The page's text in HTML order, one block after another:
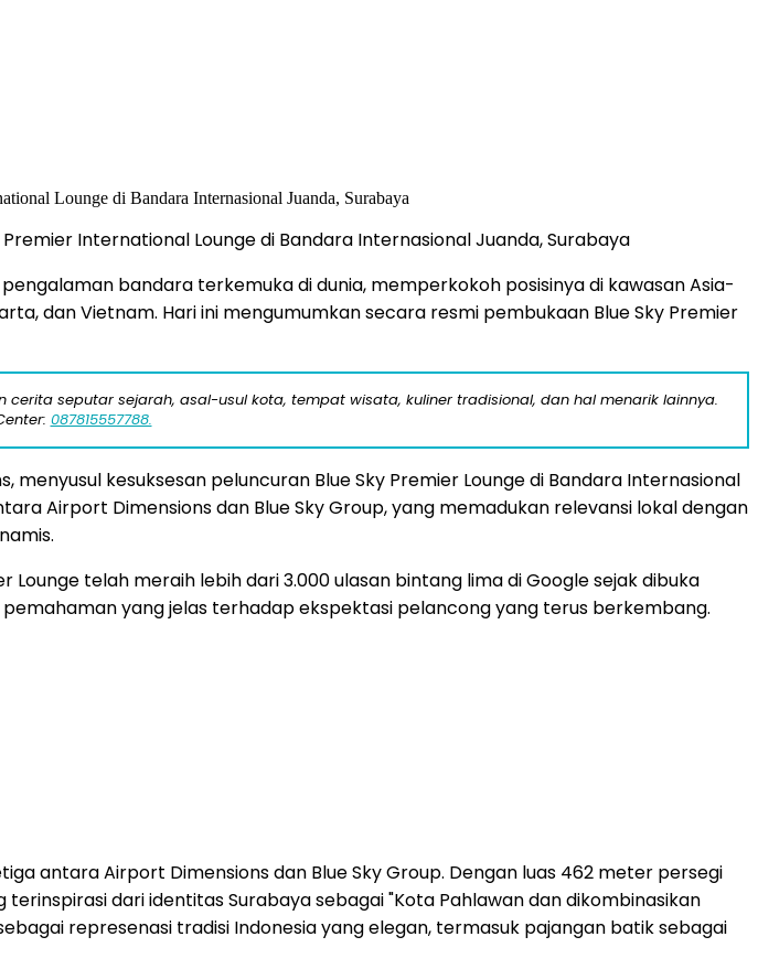
International Lounge di Bandara Internasional Juanda, Surabaya
bandara terkemuka di dunia, memperkokoh posisinya di kawasan Asia-
dan Vietnam. Hari ini mengumumkan secara resmi pembukaan Blue Sky Premier
seputar sejarah, asal-usul kota, tempat wisata, kuliner tradisional, dan hal menarik lainnya.
087815557788.
kesuksesan peluncuran Blue Sky Premier Lounge di Bandara Internasional
Airport Dimensions dan Blue Sky Group, yang memadukan relevansi lokal dengan
telah meraih lebih dari 3.000 ulasan bintang lima di Google sejak dibuka
yang jelas terhadap ekspektasi pelancong yang terus berkembang.
antara Airport Dimensions dan Blue Sky Group. Dengan luas 462 meter persegi
dari identitas Surabaya sebagai "Kota Pahlawan dan dikombinasikan
represenasi tradisi Indonesia yang elegan, termasuk pajangan batik sebagai